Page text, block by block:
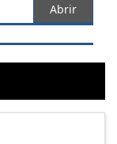
Abrir